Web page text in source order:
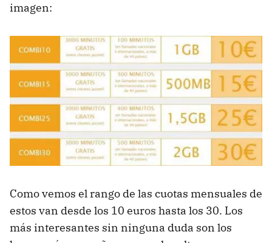
imagen:
Como vemos el rango de las cuotas mensuales de
estos van desde los 10 euros hasta los 30. Los
más interesantes sin ninguna duda son los